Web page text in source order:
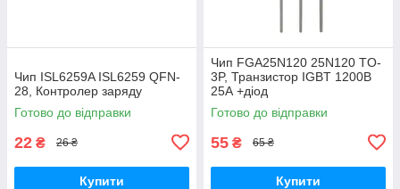
Чип ISL6259A ISL6259 QFN-
28, Контролер заряду
Готово до відправки
22 ₴ 26 ₴
Купити
Чип FGA25N120 25N120 TO-
3P, Транзистор IGBT 1200В
25А +діод
Готово до відправки
55 ₴ 65 ₴
Купити